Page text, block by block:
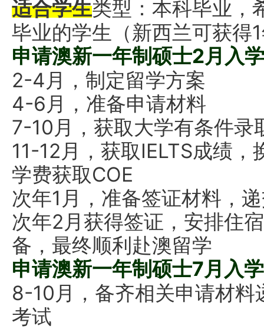
适合学生类型：本科毕业，
毕业的学生（新西兰可获得
申请澳新一年制硕士2月入
2-4月，制定留学方案
4-6月，准备申请材料
7-10月，获取大学有条件录
11-12月，获取IELTS成绩
学费获取COE
次年1月，准备签证材料，
次年2月获得签证，安排住
备，最终顺利赴澳留学
申请澳新一年制硕士7月入
8-10月，备齐相关申请材料
考试